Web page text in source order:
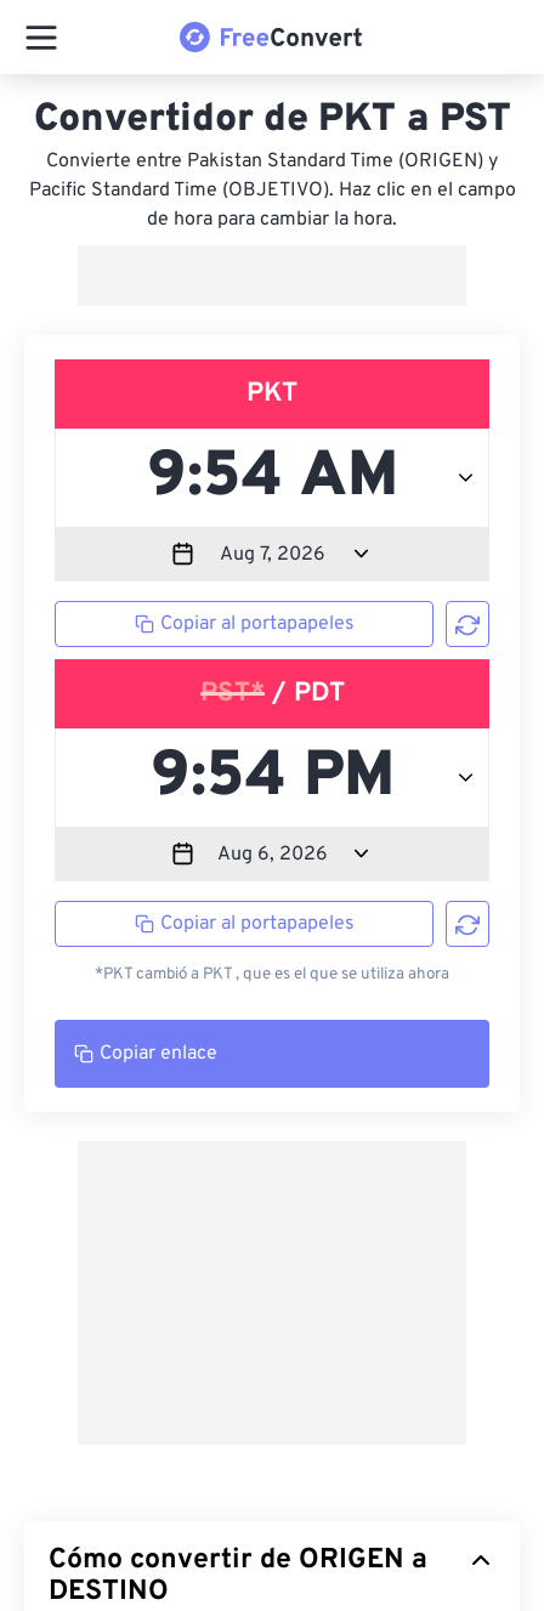
Convertidor de PKT a PST
Convierte entre Pakistan Standard Time (ORIGEN) y
Pacific Standard Time (OBJETIVO). Haz clic en el campo
de hora para cambiar la hora.
PKT
Copiar al portapapeles
PST*/ PDT
Copiar al portapapeles
*PKT cambió a PKT , que es el que se utiliza ahora
Copiar enlace
Cómo convertir de ORIGEN a
DESTINO